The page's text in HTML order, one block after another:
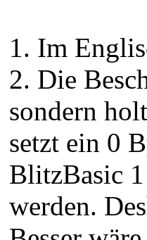
1. Im
2. Die
sondern
setzt ein 0
BlitzBasic
werden.